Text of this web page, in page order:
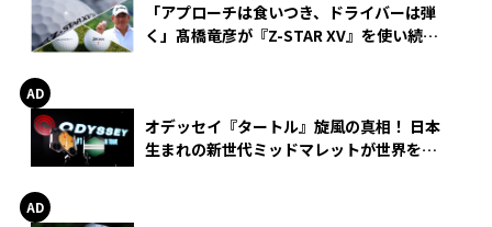
「アプローチは食いつき、ドライバーは弾
く」髙橋竜彦が『Z-STAR XV』を使い続け
オデッセイ『タートル』旋風の真相！ 日本
生まれの新世代ミッドマレットが世界を席